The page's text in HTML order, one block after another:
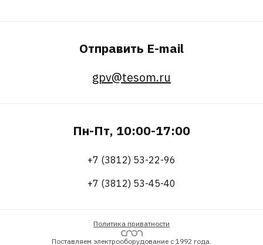
Отправить E-mail
gpv@tesom.ru
Пн-Пт, 10:00-17:00
+7 (3812) 53-22-96
+7 (3812) 53-45-40
Политика приватности
Поставляем электрооборудование с 1992 года.